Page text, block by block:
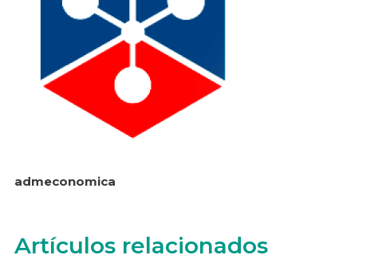
admeconomica
Artículos relacionados